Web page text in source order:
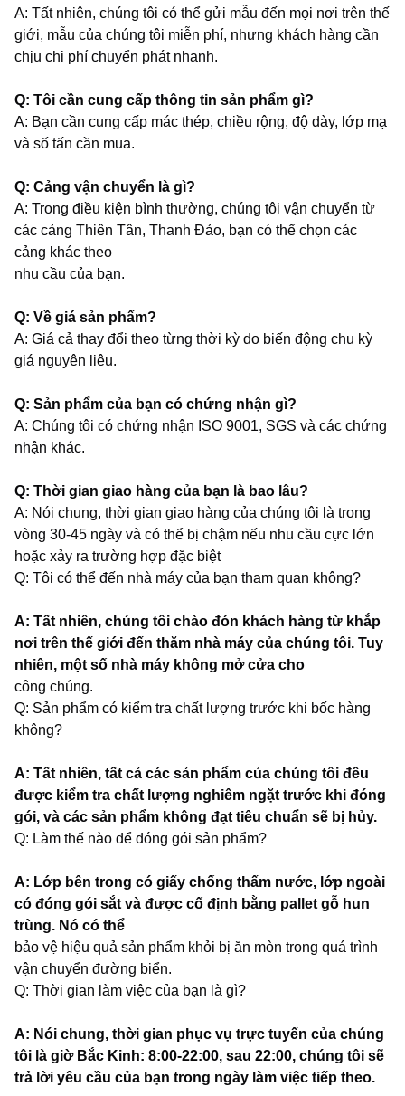
A: Tất nhiên, chúng tôi có thể gửi mẫu đến mọi nơi trên thế
giới, mẫu của chúng tôi miễn phí, nhưng khách hàng cần
chịu chi phí chuyển phát nhanh.
Q: Tôi cần cung cấp thông tin sản phẩm gì?
A: Bạn cần cung cấp mác thép, chiều rộng, độ dày, lớp mạ
và số tấn cần mua.
Q: Cảng vận chuyển là gì?
A: Trong điều kiện bình thường, chúng tôi vận chuyển từ
các cảng Thiên Tân, Thanh Đảo, bạn có thể chọn các
cảng khác theo
nhu cầu của bạn.
Q: Về giá sản phẩm?
A: Giá cả thay đổi theo từng thời kỳ do biến động chu kỳ
giá nguyên liệu.
Q: Sản phẩm của bạn có chứng nhận gì?
A: Chúng tôi có chứng nhận ISO 9001, SGS và các chứng
nhận khác.
Q: Thời gian giao hàng của bạn là bao lâu?
A: Nói chung, thời gian giao hàng của chúng tôi là trong
vòng 30-45 ngày và có thể bị chậm nếu nhu cầu cực lớn
hoặc xảy ra trường hợp đặc biệt
Q: Tôi có thể đến nhà máy của bạn tham quan không?
A: Tất nhiên, chúng tôi chào đón khách hàng từ khắp
nơi trên thế giới đến thăm nhà máy của chúng tôi. Tuy
nhiên, một số nhà máy không mở cửa cho
công chúng.
Q: Sản phẩm có kiểm tra chất lượng trước khi bốc hàng
không?
A: Tất nhiên, tất cả các sản phẩm của chúng tôi đều
được kiểm tra chất lượng nghiêm ngặt trước khi đóng
gói, và các sản phẩm không đạt tiêu chuẩn sẽ bị hủy.
Q: Làm thế nào để đóng gói sản phẩm?
A: Lớp bên trong có giấy chống thấm nước, lớp ngoài
có đóng gói sắt và được cố định bằng pallet gỗ hun
trùng. Nó có thể
bảo vệ hiệu quả sản phẩm khỏi bị ăn mòn trong quá trình
vận chuyển đường biển.
Q: Thời gian làm việc của bạn là gì?
A: Nói chung, thời gian phục vụ trực tuyến của chúng
tôi là giờ Bắc Kinh: 8:00-22:00, sau 22:00, chúng tôi sẽ
trả lời yêu cầu của bạn trong ngày làm việc tiếp theo.